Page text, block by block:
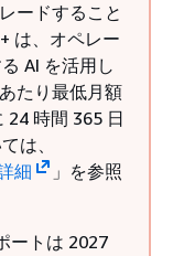
ードすること
は、オペレー
AI を活用し
たり最低月額
24 時間 365 日
は、
細
」を参照
ートは 2027